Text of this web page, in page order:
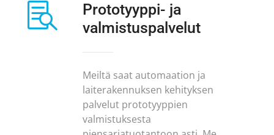

Prototyyppi- ja
valmistuspalvelut
Meiltä saat automaation ja
laiterakennuksen kehityksen
palvelut prototyyppien
valmistuksesta